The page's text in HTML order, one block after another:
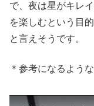
で、夜は星がキレ
を楽しむという目
と言えそうです。
＊参考になるよう